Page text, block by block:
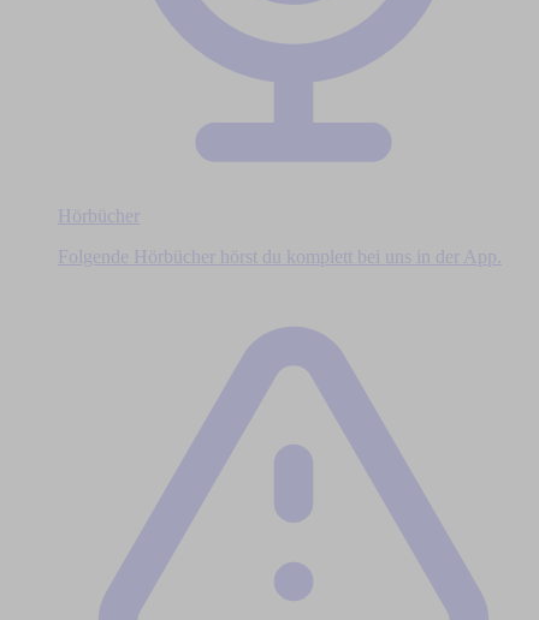
Hörbücher
Folgende Hörbücher hörst du komplett bei uns in der App.